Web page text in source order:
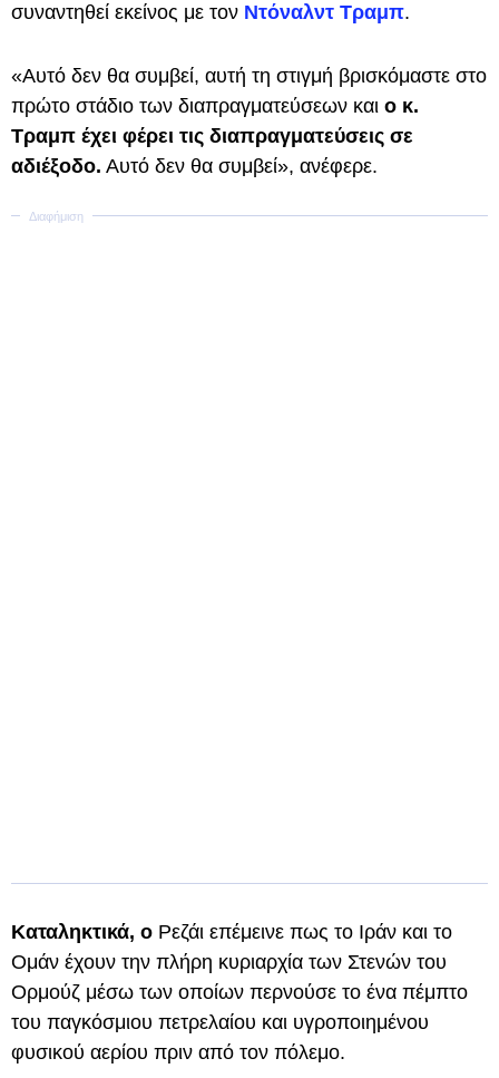
συναντηθεί εκείνος με τον Ντόναλντ Τραμπ.
«Αυτό δεν θα συμβεί, αυτή τη στιγμή βρισκόμαστε στο
πρώτο στάδιο των διαπραγματεύσεων και ο κ.
Τραμπ έχει φέρει τις διαπραγματεύσεις σε
αδιέξοδο. Αυτό δεν θα συμβεί», ανέφερε.
Καταληκτικά, ο Ρεζάι επέμεινε πως το Ιράν και το
Ομάν έχουν την πλήρη κυριαρχία των Στενών του
Ορμούζ μέσω των οποίων περνούσε το ένα πέμπτο
του παγκόσμιου πετρελαίου και υγροποιημένου
φυσικού αερίου πριν από τον πόλεμο.